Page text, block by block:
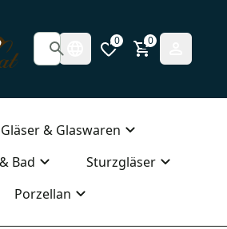
0 0
Gläser & Glaswaren
Bad
Sturzgläser
Porzellan